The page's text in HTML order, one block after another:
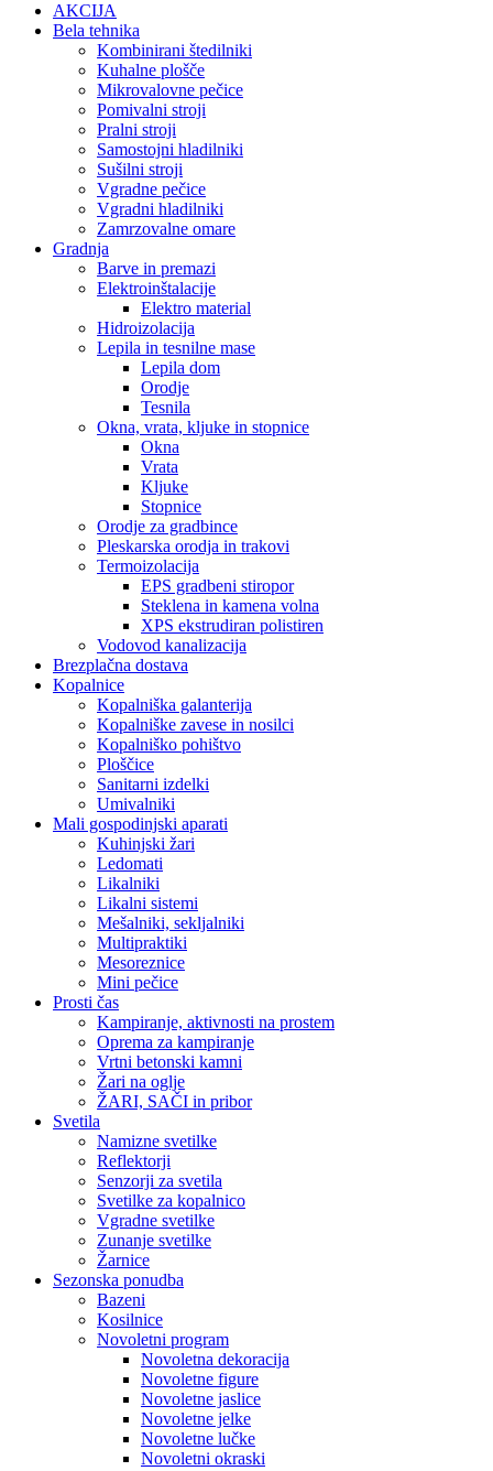
AKCIJA
Bela tehnika
Kombinirani štedilniki
Kuhalne plošče
Mikrovalovne pečice
Pomivalni stroji
Pralni stroji
Samostojni hladilniki
Sušilni stroji
Vgradne pečice
Vgradni hladilniki
Zamrzovalne omare
Gradnja
Barve in premazi
Elektroinštalacije
Elektro material
Hidroizolacija
Lepila in tesnilne mase
Lepila dom
Orodje
Tesnila
Okna, vrata, kljuke in stopnice
Okna
Vrata
Kljuke
Stopnice
Orodje za gradbince
Pleskarska orodja in trakovi
Termoizolacija
EPS gradbeni stiropor
Steklena in kamena volna
XPS ekstrudiran polistiren
Vodovod kanalizacija
Brezplačna dostava
Kopalnice
Kopalniška galanterija
Kopalniške zavese in nosilci
Kopalniško pohištvo
Ploščice
Sanitarni izdelki
Umivalniki
Mali gospodinjski aparati
Kuhinjski žari
Ledomati
Likalniki
Likalni sistemi
Mešalniki, sekljalniki
Multipraktiki
Mesoreznice
Mini pečice
Prosti čas
Kampiranje, aktivnosti na prostem
Oprema za kampiranje
Vrtni betonski kamni
Žari na oglje
ŽARI, SAČI in pribor
Svetila
Namizne svetilke
Reflektorji
Senzorji za svetila
Svetilke za kopalnico
Vgradne svetilke
Zunanje svetilke
Žarnice
Sezonska ponudba
Bazeni
Kosilnice
Novoletni program
Novoletna dekoracija
Novoletne figure
Novoletne jaslice
Novoletne jelke
Novoletne lučke
Novoletni okraski